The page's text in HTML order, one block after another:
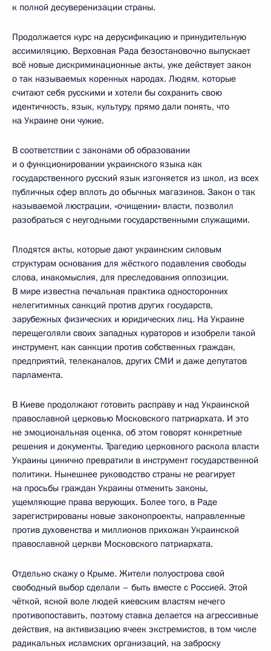
к полной десуверенизации страны.
Продолжается курс на дерусификацию и принудительную
ассимиляцию. Верховная Рада безостановочно выпускает
всё новые дискриминационные акты, уже действует закон
о так называемых коренных народах. Людям, которые
считают себя русскими и хотели бы сохранить свою
идентичность, язык, культуру, прямо дали понять, что
на Украине они чужие.
В соответствии с законами об образовании
и о функционировании украинского языка как
государственного русский язык изгоняется из школ, из всех
публичных сфер вплоть до обычных магазинов. Закон о так
называемой люстрации, «очищении» власти, позволил
разобраться с неугодными государственными служащими.
Плодятся акты, которые дают украинским силовым
структурам основания для жёсткого подавления свободы
слова, инакомыслия, для преследования оппозиции.
В мире известна печальная практика односторонних
нелегитимных санкций против других государств,
зарубежных физических и юридических лиц. На Украине
перещеголяли своих западных кураторов и изобрели такой
инструмент, как санкции против собственных граждан,
предприятий, телеканалов, других СМИ и даже депутатов
парламента.
В Киеве продолжают готовить расправу и над Украинской
православной церковью Московского патриархата. И это
не эмоциональная оценка, об этом говорят конкретные
решения и документы. Трагедию церковного раскола власти
Украины цинично превратили в инструмент государственной
политики. Нынешнее руководство страны не реагирует
на просьбы граждан Украины отменить законы,
ущемляющие права верующих. Более того, в Раде
зарегистрированы новые законопроекты, направленные
против духовенства и миллионов прихожан Украинской
православной церкви Московского патриархата.
Отдельно скажу о Крыме. Жители полуострова свой
свободный выбор сделали – быть вместе с Россией. Этой
чёткой, ясной воле людей киевским властям нечего
противопоставить, поэтому ставка делается на агрессивные
действия, на активизацию ячеек экстремистов, в том числе
радикальных исламских организаций, на заброску